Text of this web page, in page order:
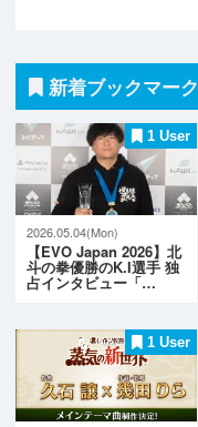
新着ブックマーク
1 User
2026.05.04(Mon)
【EVO Japan 2026】北
斗の拳優勝のK.I選手 独
占インタビュー「…
1 User